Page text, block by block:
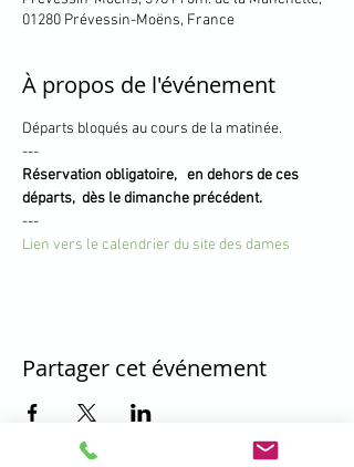
01280 Prévessin-Moëns, France
À propos de l'événement
Départs bloqués au cours de la matinée.
---
Réservation obligatoire,   en dehors de ces
départs,  dès le dimanche précédent.
---
Lien vers le calendrier du site des dames
Partager cet événement